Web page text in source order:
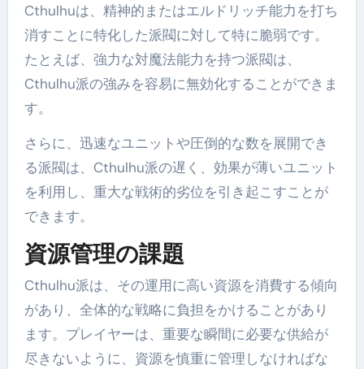
Cthulhuは、精神的またはエルドリッチ能力を打ち
消すことに特化した派閥に対して特に脆弱です。
たとえば、強力な対魔法能力を持つ派閥は、
Cthulhu派の強みを容易に無効化することができま
す。
さらに、迅速なユニットや圧倒的な数を展開でき
る派閥は、Cthulhu派の遅く、効果が薄いユニット
を利用し、重大な戦術的劣位を引き起こすことが
できます。
資源管理の課題
Cthulhu派は、その運用に高い資源を消費する傾向
があり、全体的な戦略に負担をかけることがあり
ます。プレイヤーは、重要な瞬間に必要な供給が
尽きないように、資源を慎重に管理しなければな